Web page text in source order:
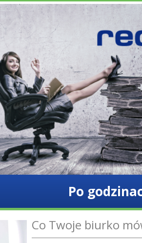
Po
Co Twoje biurko